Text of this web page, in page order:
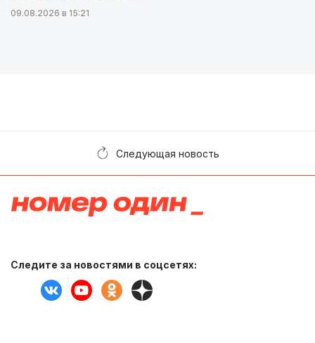
09.08.2026 в 15:21
Следующая новость
Следите за новостями в соцсетях: